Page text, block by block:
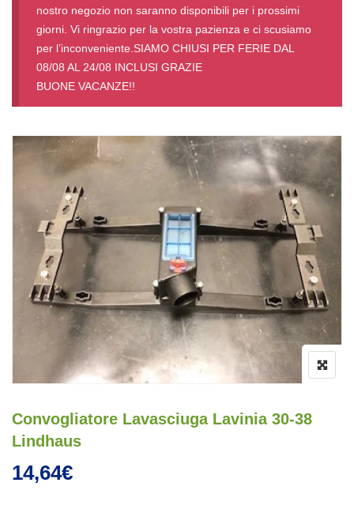
nostro negozio non saranno disponibili per i prossimi
giorni. Vi ringrazio per la vostra pazienza e ci scusiamo
per l’inconveniente.SIAMO CHIUSI PER FERIE DAL
08/08 AL 24/08 INCLUSI GRAZIE
BUONE VACANZE!!
Convogliatore Lavasciuga Lavinia 30-38
Lindhaus
14,64€